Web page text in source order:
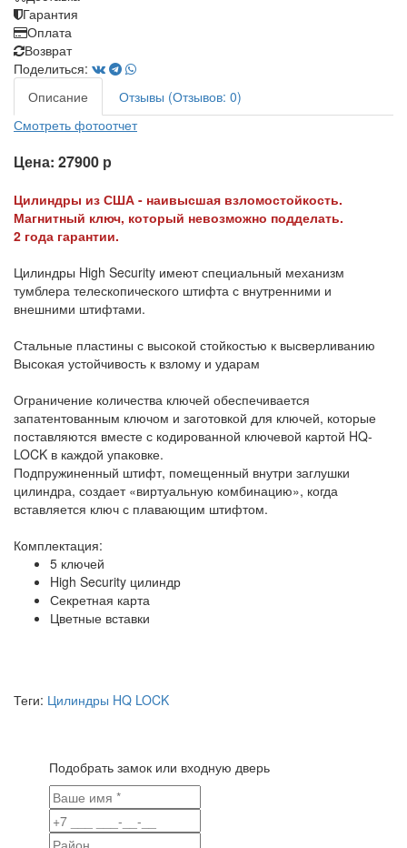
Гарантия
Оплата
Возврат
Поделиться:
Описание
Отзывы (Отзывов: 0)
Смотреть фотоотчет
Цена: 27900 р
Цилиндры из США - наивысшая взломостойкость.
Магнитный ключ, который невозможно подделать.
2 года гарантии.
Цилиндры High Security имеют специальный механизм
тумблера телескопического штифта с внутренними и
внешними штифтами.
Стальные пластины с высокой стойкостью к высверливанию
Высокая устойчивость к взлому и ударам
Ограничение количества ключей обеспечивается
запатентованным ключом и заготовкой для ключей, которые
поставляются вместе с кодированной ключевой картой HQ-
LOCK в каждой упаковке.
Подпружиненный штифт, помещенный внутри заглушки
цилиндра, создает «виртуальную комбинацию», когда
вставляется ключ с плавающим штифтом.
Комплектация:
5 ключей
High Security цилиндр
Секретная карта
Цветные вставки
Теги: Цилиндры HQ LOCK
Подобрать замок или входную дверь